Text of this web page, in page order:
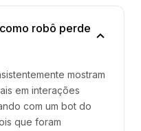
robô perde
mostram
em interações
com um bot do
que foram